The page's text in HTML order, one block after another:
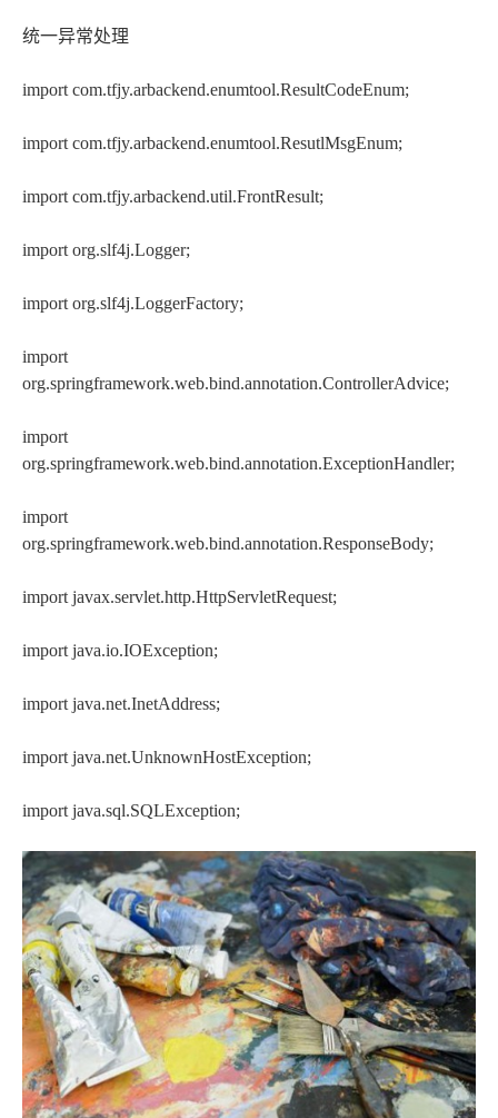
统一异常处理
import com.tfjy.arbackend.enumtool.ResultCodeEnum;
import com.tfjy.arbackend.enumtool.ResutlMsgEnum;
import com.tfjy.arbackend.util.FrontResult;
import org.slf4j.Logger;
import org.slf4j.LoggerFactory;
import
org.springframework.web.bind.annotation.ControllerAdvice;
import
org.springframework.web.bind.annotation.ExceptionHandler;
import
org.springframework.web.bind.annotation.ResponseBody;
import javax.servlet.http.HttpServletRequest;
import java.io.IOException;
import java.net.InetAddress;
import java.net.UnknownHostException;
import java.sql.SQLException;